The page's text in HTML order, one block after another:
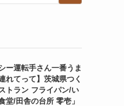
ー運転手さん一番うま
れてって】茨城県つく
トラン フライパン/い
堂/田舎の台所 零壱」